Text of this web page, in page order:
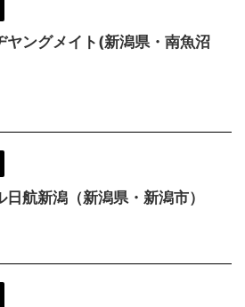
ヤングメイト(新潟県・南魚沼
日航新潟（新潟県・新潟市）